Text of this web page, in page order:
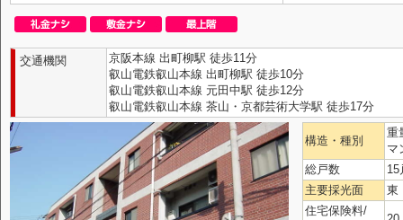
交通機関
京阪本線 出町柳駅 徒歩11分
叡山電鉄叡山本線 出町柳駅 徒歩10分
叡山電鉄叡山本線 元田中駅 徒歩12分
叡山電鉄叡山本線 茶山・京都芸術大学駅 徒歩17分
構造・種別
重
マ
総戸数
15
主要採光面
東
住宅保険料/